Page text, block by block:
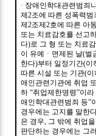
· 장애인학대관련범죄
제2조에 따른 성폭력범
제2조제2호에 따른 아
또는 치료감호를 선고
다)로 그 형 또는 치료
이 유예ㆍ면제된 날(벌
한다)부터 일정기간(이
따른 시설 또는 기관(
애인관련기관에 취업
하“취업제한명령”이라
애인학대관련범죄 등”
경우에는 고지를 말한
은 경우, 그 밖에 취업
판단하는 경우에는 그